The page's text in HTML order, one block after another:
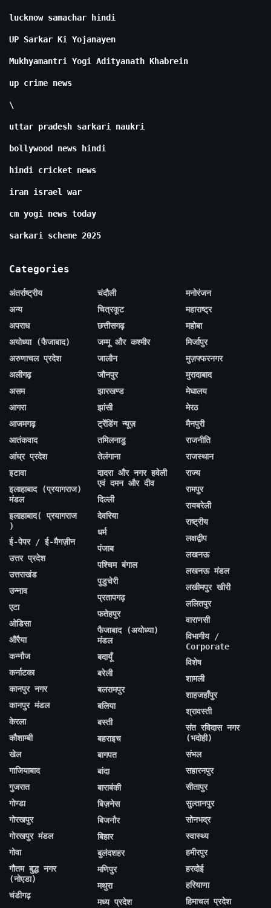
lucknow samachar hindi
UP Sarkar Ki Yojanayen
Mukhyamantri Yogi Adityanath Khabrein
up crime news
\
uttar pradesh sarkari naukri
bollywood news hindi
hindi cricket news
iran israel war
cm yogi news today
sarkari scheme 2025
Categories
अंतर्राष्ट्रीय
अन्य
अपराध
अयोध्या (फैजाबाद)
अरुणाचल प्रदेश
अलीगढ़
असम
आगरा
आजमगढ़
आतंकवाद
आंध्र प्रदेश
इटावा
इलाहाबाद (प्रयागराज)
मंडल
इलाहाबाद( प्रयागराज
)
ई-पेपर / ई-मैगज़ीन
उत्तर प्रदेश
उत्तराखंड
उन्नाव
एटा
ओडिसा
औरैया
कन्नौज
कर्नाटका
कानपुर नगर
कानपुर मंडल
केरला
कौशाम्बी
खेल
गाजियाबाद
गुजरात
गोण्डा
गोरखपुर
गोरखपुर मंडल
गोवा
गौतम बुद्ध नगर
(नोएडा)
चंडीगढ़
चंदौली
चित्रकूट
छत्तीसगढ़
जम्मू और कश्मीर
जालौन
जौनपुर
झारखण्ड
झांसी
ट्रेंडिंग न्यूज़
तमिलनाडु
तेलंगाना
दादरा और नगर हवेली
एवं दमन और दीव
दिल्ली
देवरिया
धर्म
पंजाब
पश्चिम बंगाल
पुडुचेरी
प्रतापगढ़
फतेहपुर
फैजाबाद (अयोध्या)
मंडल
बदायूँ
बरेली
बलरामपुर
बलिया
बस्ती
बहराइच
बागपत
बांदा
बाराबंकी
बिज़नेस
बिजनौर
बिहार
बुलंदशहर
मणिपुर
मथुरा
मध्य प्रदेश
मनोरंजन
महाराष्ट्र
महोबा
मिर्जापुर
मुज़फ्फरनगर
मुरादाबाद
मेघालय
मेरठ
मैनपुरी
राजनीति
राजस्थान
राज्य
रामपुर
रायबरेली
राष्ट्रीय
लक्षद्वीप
लखनऊ
लखनऊ मंडल
लखीमपुर खीरी
ललितपुर
वाराणसी
विभागीय /
Corporate
विशेष
शामली
शाहजहाँपुर
श्रावस्ती
संत रविदास नगर
(भदोही)
संभल
सहारनपुर
सीतापुर
सुल्तानपुर
सोनभद्र
स्वास्थ्य
हमीरपुर
हरदोई
हरियाणा
हिमाचल प्रदेश